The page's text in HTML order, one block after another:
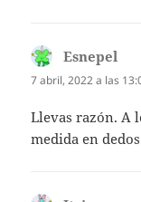
Esnepel
7 abril, 2022 a las
Llevas razón. A
medida en